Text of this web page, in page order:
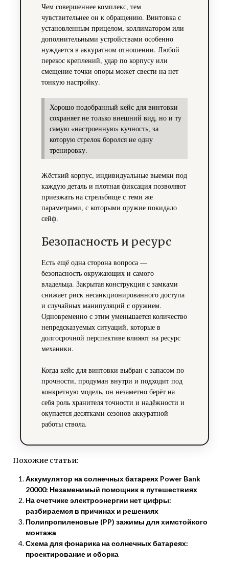
Чем совершеннее комплекс, тем
чувствительнее он к обращению. Винтовка с
установленным прицелом, коллиматором или
дополнительными устройствами особенно
нуждается в аккуратном отношении. Любой
перекос креплений, удар по корпусу или
смещение точки опоры может свести на нет
тонкую настройку.
Хорошо подобранный кейс для винтовки
сохраняет не только внешний вид, но и ту
самую «настроенную» кучность, за
которую стрелок боролся не одну
тренировку.
Жёсткий корпус, индивидуальные выемки под
каждую деталь и плотная фиксация позволяют
приезжать на стрельбище с теми же
параметрами, с которыми оружие покидало
сейф.
Безопасность и ресурс
Есть ещё одна сторона вопроса —
безопасность окружающих и самого
владельца. Закрытая конструкция с замками
снижает риск несанкционированного доступа
и случайных манипуляций с оружием.
Одновременно с этим уменьшается количество
непредсказуемых ситуаций, которые в
долгосрочной перспективе влияют на ресурс
механики.
Когда кейс для винтовки выбран с запасом по
прочности, продуман внутри и подходит под
конкретную модель, он незаметно берёт на
себя роль хранителя точности и надёжности и
окупается десятками сезонов аккуратной
работы ствола.
Похожие статьи:
Аккумулятор на солнечных батареях Power Bank
20000: Незаменимый помощник в путешествиях
На счетчике электроэнергии нет цифры:
разбираемся в причинах и решениях
Полипропиленовые (PP) зажимы для химстойкого
монтажа
Схема для фонарика на солнечных батареях:
проектирование и сборка